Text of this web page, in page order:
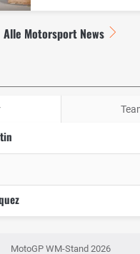
Alle Motorsport News
MotoGP WM-Stand 2026